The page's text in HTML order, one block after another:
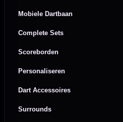
Mobiele Dartbaan
Complete Sets
Scoreborden
Personaliseren
Dart Accessoires
Surrounds